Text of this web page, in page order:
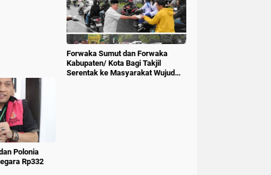
Forwaka Sumut dan Forwaka
Kabupaten/ Kota Bagi Takjil
Serentak ke Masyarakat Wujud
Polonia
Rp332